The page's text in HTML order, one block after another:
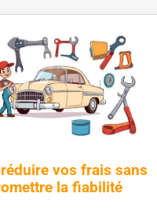
vos frais sans
la fiabilité